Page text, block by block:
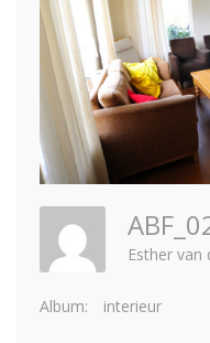
Esther van
Album: interieur